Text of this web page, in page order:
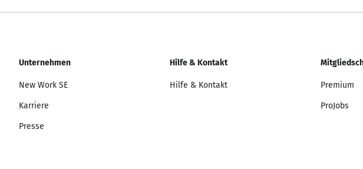
Unternehmen
New Work SE
Karriere
Presse
Hilfe & Kontakt
Hilfe & Kontakt Premium
ProJobs